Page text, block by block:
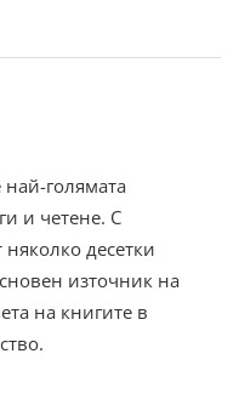
най-голямата
и четене. С
десетки
източник на
на книгите в